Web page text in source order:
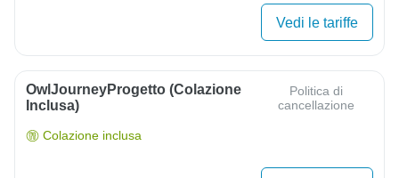
Vedi le tariffe
OwlJourneyProgetto (colazione
Inclusa)
Politica di
cancellazione
Colazione inclusa